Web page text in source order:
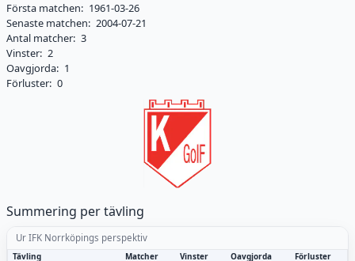
Första matchen: 1961-03-26
Senaste matchen: 2004-07-21
Antal matcher: 3
Vinster: 2
Oavgjorda: 1
Förluster: 0
Summering per tävling
Ur IFK Norrköpings perspektiv
Tävling Matcher Vinster Oavgjorda Förluster